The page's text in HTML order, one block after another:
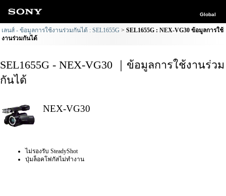
Global
เลนส์ - ข้อมูลการใช้งานร่วมกันได้ : SEL1655G
SEL1655G : NEX-VG30 ข้อมูลการใช้
งานร่วมกันได้
SEL1655G - NEX-VG30 ｜ข้อมูลการใช้งานร่วม
กันได้
NEX-VG30
ไม่รองรับ SteadyShot
ปุ่มล็อคโฟกัสไม่ทำงาน